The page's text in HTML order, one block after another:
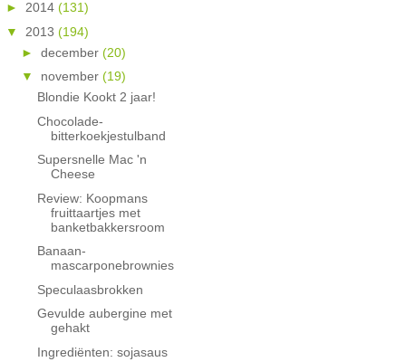
► 2014 (131)
▼ 2013 (194)
► december (20)
▼ november (19)
Blondie Kookt 2 jaar!
Chocolade-
bitterkoekjestulband
Supersnelle Mac 'n
Cheese
Review: Koopmans
fruittaartjes met
banketbakkersroom
Banaan-
mascarponebrownies
Speculaasbrokken
Gevulde aubergine met
gehakt
Ingrediënten: sojasaus